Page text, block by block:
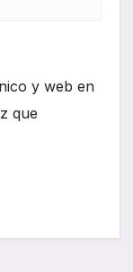
y web en
que